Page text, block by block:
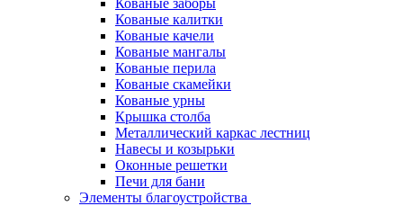
Кованые заборы
Кованые калитки
Кованые качели
Кованые мангалы
Кованые перила
Кованые скамейки
Кованые урны
Крышка столба
Металлический каркас лестниц
Навесы и козырьки
Оконные решетки
Печи для бани
Элементы благоустройства